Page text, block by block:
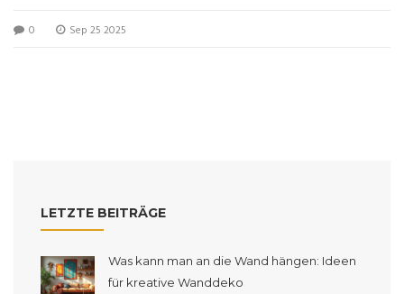
0 Sep 25 2025
LETZTE BEITRÄGE
Was kann man an die Wand hängen: Ideen
für kreative Wanddeko